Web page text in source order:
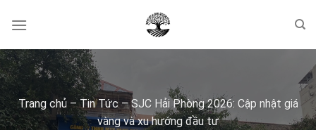
Trang chủ–Tin Tức–SJC Hải Phòng 2026: Cập nhật giá
vàng và xu hướng đầu tư